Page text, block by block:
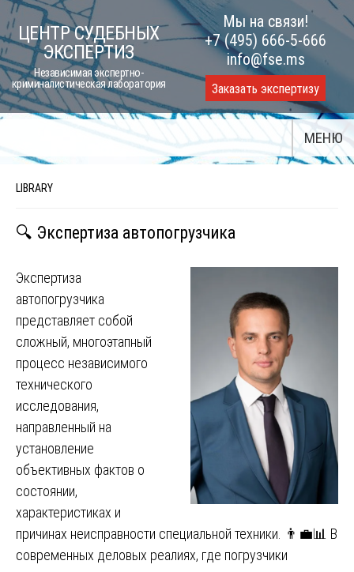
Skip
to
content
ЦЕНТР СУДЕБНЫХ
ЭКСПЕРТИЗ
Независимая экспертно-
криминалистическая лаборатория
Мы на связи!
+7 (495) 666-5-666
info@fse.ms
Заказать экспертизу
МЕНЮ
LIBRARY
🔍 Экспертиза автопогрузчика
Экспертиза
автопогрузчика
представляет собой
сложный, многоэтапный
процесс независимого
технического
исследования,
направленный на
установление
объективных фактов о
состоянии,
характеристиках и
причинах неисправности специальной техники. 👨💼📊 В
современных деловых реалиях, где погрузчики